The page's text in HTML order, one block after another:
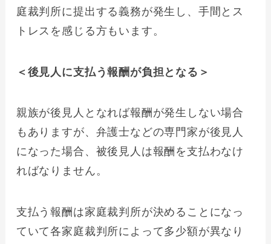
庭裁判所に提出する義務が発生し、手間とス
トレスを感じる方もいます。
＜後見人に支払う報酬が負担となる＞
親族が後見人となれば報酬が発生しない場合
もありますが、弁護士などの専門家が後見人
になった場合、被後見人は報酬を支払わなけ
ればなりません。
支払う報酬は家庭裁判所が決めることになっ
ていて各家庭裁判所によって多少額が異なり